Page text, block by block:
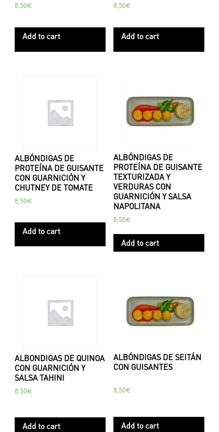
8,50€
Add to cart
8,50€
Add to cart
ALBÓNDIGAS DE
PROTEÍNA DE GUISANTE
CON GUARNICIÓN Y
CHUTNEY DE TOMATE
8,50€
Add to cart
ALBÓNDIGAS DE
PROTEÍNA DE GUISANTE
TEXTURIZADA Y
VERDURAS CON
GUARNICIÓN Y SALSA
NAPOLITANA
8,50€
Add to cart
ALBONDIGAS DE QUINOA
CON GUARNICIÓN Y
SALSA TAHINI
8,50€
Add to cart
ALBÓNDIGAS DE SEITÁN
CON GUISANTES
8,50€
Add to cart